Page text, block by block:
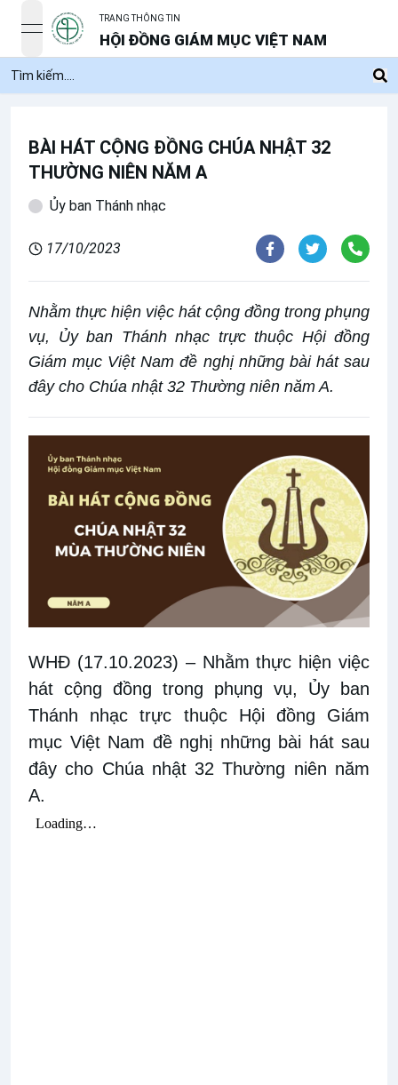
open navigation menu
TRANG THÔNG TIN
HỘI ĐỒNG GIÁM MỤC VIỆT NAM
BÀI HÁT CỘNG ĐỒNG CHÚA NHẬT 32
THƯỜNG NIÊN NĂM A
Ủy ban Thánh nhạc
17/10/2023
Nhằm thực hiện việc hát cộng đồng trong phụng
vụ, Ủy ban Thánh nhạc trực thuộc Hội đồng
Giám mục Việt Nam đề nghị những bài hát sau
đây cho Chúa nhật 32 Thường niên năm A.
WHĐ (17.10.2023) – Nhằm thực hiệnviệc
hát cộng đồng trong phụng vụ, Ủy ban
Thánh nhạc trực thuộc Hội đồng Giám
mục Việt Nam đề nghị những bài hát sau
đây cho Chúa nhật 32 Thường niên năm
A.